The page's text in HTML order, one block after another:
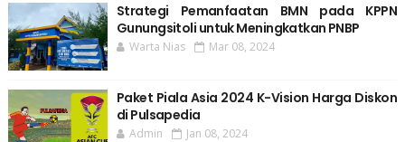
Strategi Pemanfaatan BMN pada KPPN
Gunungsitoli untuk Meningkatkan PNBP
Warta Nias Mar 08, 2024
Paket Piala Asia 2024 K-Vision Harga Diskon
di Pulsapedia
Admin Jan 08, 2024